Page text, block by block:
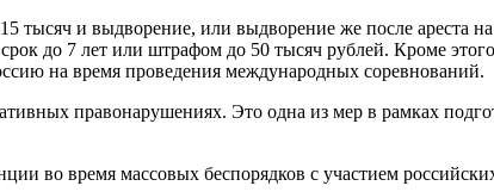
и выдворение, или выдворение же после ареста
до 7 лет или штрафом до 50 тысяч рублей. Кроме
на время проведения международных соревнований.
правонарушениях. Это одна из мер в рамках
во время массовых беспорядков с участием